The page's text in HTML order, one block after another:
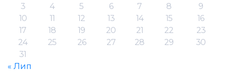
3
4 5 6 7 8
9
10
11 12 13 14 15
16
17
18 19 20 21 22
23
24
25 26 27 28 29
30
31
« Лип